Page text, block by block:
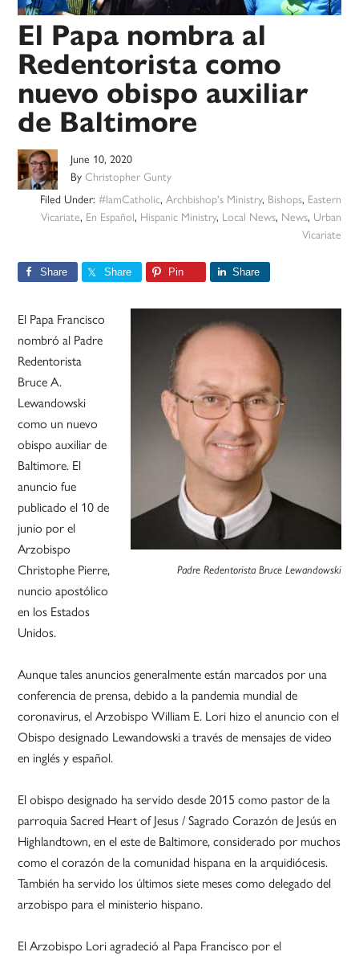
El Papa nombra al
Redentorista como
nuevo obispo auxiliar
de Baltimore
June 10, 2020
ByChristopher Gunty
Filed Under: #IamCatholic, Archbishop's Ministry, Bishops, Eastern
Vicariate, En Español, Hispanic Ministry, Local News, News, Urban
Vicariate
Share Share Pin Share
Padre Redentorista Bruce Lewandowski
El Papa Francisco
nombró al Padre
Redentorista
Bruce A.
Lewandowski
como un nuevo
obispo auxiliar de
Baltimore. El
anuncio fue
publicado el 10 de
junio por el
Arzobispo
Christophe Pierre,
nuncio apostólico
en los Estados
Unidos.
Aunque tales anuncios generalmente están marcados por una
conferencia de prensa, debido a la pandemia mundial de
coronavirus, el Arzobispo William E. Lori hizo el anuncio con el
Obispo designado Lewandowski a través de mensajes de video
en inglés y español.
El obispo designado ha servido desde 2015 como pastor de la
parroquia Sacred Heart of Jesus / Sagrado Corazón de Jesús en
Highlandtown, en el este de Baltimore, considerado por muchos
como el corazón de la comunidad hispana en la arquidiócesis.
También ha servido los últimos siete meses como delegado del
arzobispo para el ministerio hispano.
El Arzobispo Lori agradeció al Papa Francisco por el